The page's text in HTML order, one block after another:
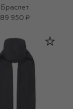
Браслет
89 950 ₽